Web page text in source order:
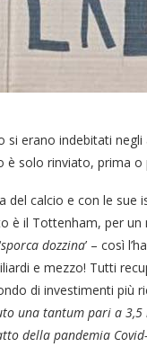
erano indebitati negli
è solo rinviato, prima
calcio e con le sue
è il Tottenham, per un
sporca dozzina’ – così
e mezzo! Tutti
di investimenti più
una tantum pari a
della pandemia